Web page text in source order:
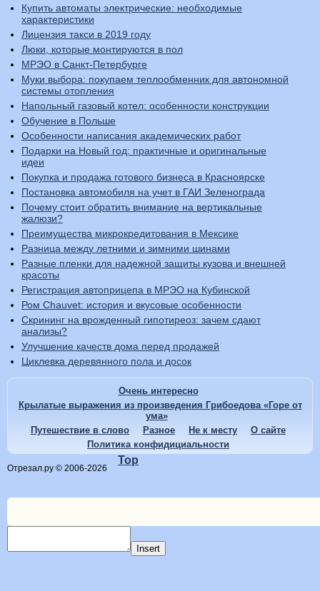
Купить автоматы электрические: необходимые
характеристики
Лицензия такси в 2019 году
Люки, которые монтируются в пол
МРЭО в Санкт-Петербурге
Муки выбора: покупаем теплообменник для автономной
системы отопления
Напольный газовый котел: особенности конструкции
Обучение в Польше
Особенности написания академических работ
Подарки на Новый год: практичные и оригинальные
идеи
Покупка и продажа готового бизнеса в Красноярске
Постановка автомобиля на учет в ГАИ Зеленограда
Почему стоит обратить внимание на вертикальные
жалюзи?
Преимущества микрокредитования в Мексике
Разница между летними и зимними шинами
Разные пленки для надежной защиты кузова и внешней
красоты
Регистрация автоприцепа в МРЭО на Кубинской
Ром Сhauvet: история и вкусовые особенности
Скрининг на врожденный гипотиреоз: зачем сдают
анализы?
Улучшение качеств дома перед продажей
Циклевка деревянного пола и досок
Очень интересно
Крылатые выражения из произведения Грибоедова «Горе от
ума»
Путешествие в слово
Разное Не к месту
О сайте
Политика конфидициальности
Отрезал.ру © 2006-2026
Top
Insert